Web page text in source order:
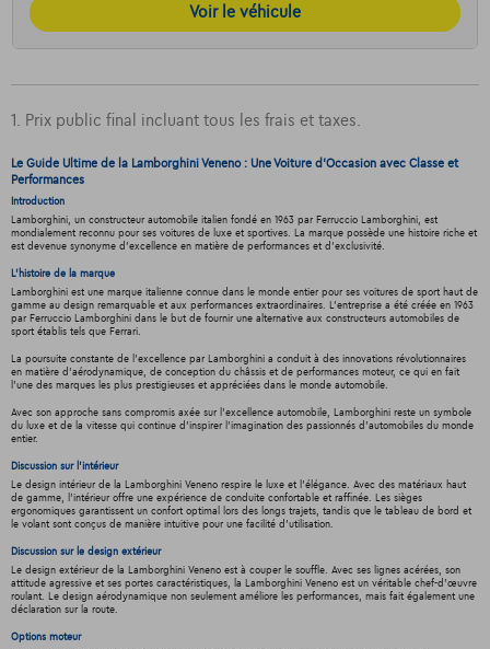
Voir le véhicule
1. Prix public final incluant tous les frais et taxes.
Le Guide Ultime de la Lamborghini Veneno : Une Voiture d'Occasion avec Classe et
Performances
Introduction
Lamborghini, un constructeur automobile italien fondé en 1963 par Ferruccio Lamborghini, est
mondialement reconnu pour ses voitures de luxe et sportives. La marque possède une histoire riche et
est devenue synonyme d'excellence en matière de performances et d'exclusivité.
L'histoire de la marque
Lamborghini est une marque italienne connue dans le monde entier pour ses voitures de sport haut de
gamme au design remarquable et aux performances extraordinaires. L'entreprise a été créée en 1963
par Ferruccio Lamborghini dans le but de fournir une alternative aux constructeurs automobiles de
sport établis tels que Ferrari.
La poursuite constante de l'excellence par Lamborghini a conduit à des innovations révolutionnaires
en matière d'aérodynamique, de conception du châssis et de performances moteur, ce qui en fait
l'une des marques les plus prestigieuses et appréciées dans le monde automobile.
Avec son approche sans compromis axée sur l'excellence automobile, Lamborghini reste un symbole
du luxe et de la vitesse qui continue d'inspirer l'imagination des passionnés d'automobiles du monde
entier.
Discussion sur l'intérieur
Le design intérieur de la Lamborghini Veneno respire le luxe et l'élégance. Avec des matériaux haut
de gamme, l'intérieur offre une expérience de conduite confortable et raffinée. Les sièges
ergonomiques garantissent un confort optimal lors des longs trajets, tandis que le tableau de bord et
le volant sont conçus de manière intuitive pour une facilité d'utilisation.
Discussion sur le design extérieur
Le design extérieur de la Lamborghini Veneno est à couper le souffle. Avec ses lignes acérées, son
attitude agressive et ses portes caractéristiques, la Lamborghini Veneno est un véritable chef-d'œuvre
roulant. Le design aérodynamique non seulement améliore les performances, mais fait également une
déclaration sur la route.
Options moteur